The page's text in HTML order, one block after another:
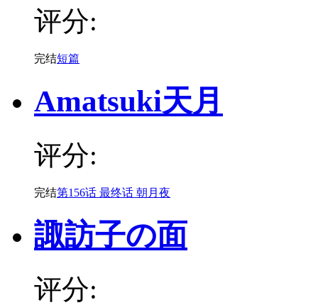
评分:
完结短篇
Amatsuki天月
评分:
完结第156话 最终话 朝月夜
諏訪子の面
评分: